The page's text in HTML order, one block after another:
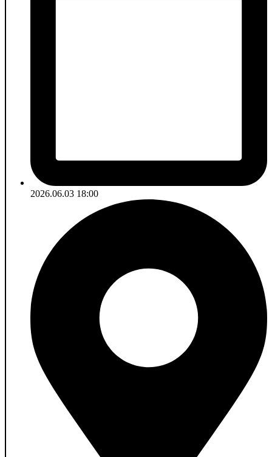
2026.06.03 18:00